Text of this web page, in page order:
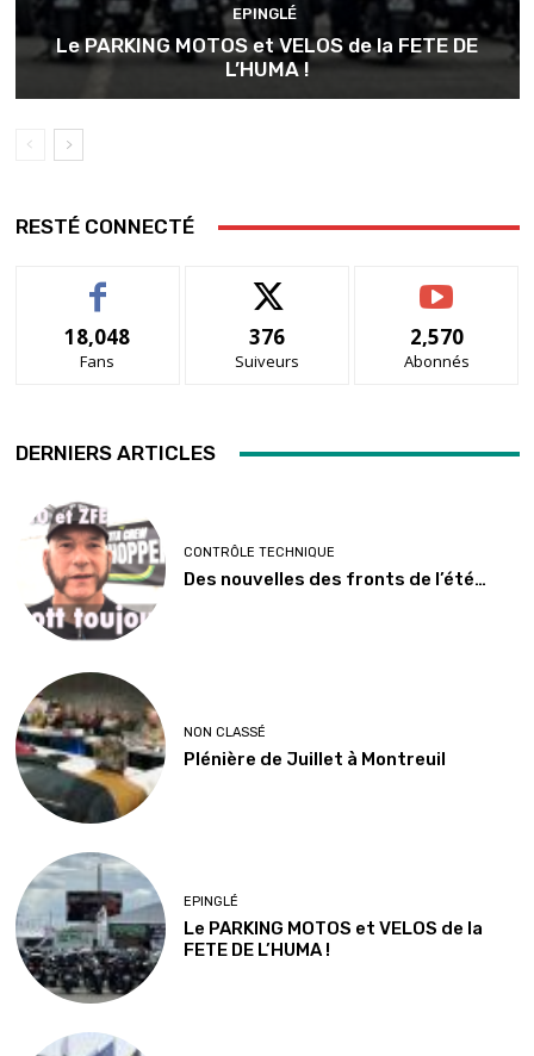
EPINGLÉ
Le PARKING MOTOS et VELOS de la FETE DE
L’HUMA !
RESTÉ CONNECTÉ
18,048
Fans
376
Suiveurs
2,570
Abonnés
DERNIERS ARTICLES
CONTRÔLE TECHNIQUE
Des nouvelles des fronts de l’été…
NON CLASSÉ
Plénière de Juillet à Montreuil
EPINGLÉ
Le PARKING MOTOS et VELOS de la
FETE DE L’HUMA !